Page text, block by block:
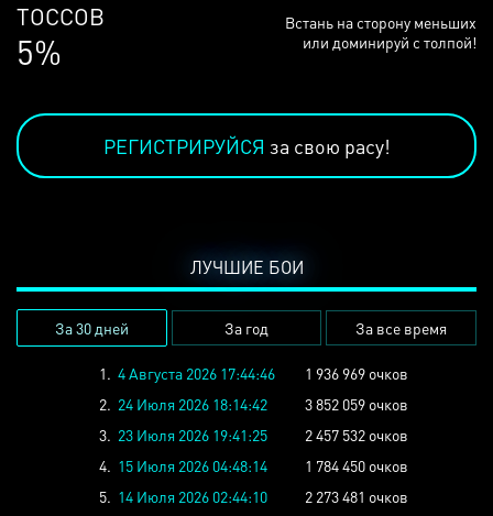
ЛЮДЕЙ
69%
Встань на сторону меньших
или доминируй с толпой!
РЕГИСТРИРУЙСЯ за свою расу!
ЛУЧШИЕ БОИ
За 30 дней За год За все время
1. 4 Августа 2026 17:44:46
1 936 969 очков
2. 24 Июля 2026 18:14:42
3 852 059 очков
3. 23 Июля 2026 19:41:25
2 457 532 очков
4. 15 Июля 2026 04:48:14
1 784 450 очков
5. 14 Июля 2026 02:44:10
2 273 481 очков